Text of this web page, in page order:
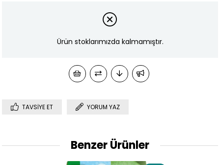
Ürün stoklarımızda kalmamıştır.
TAVSIYE ET YORUM YAZ
Benzer Ürünler